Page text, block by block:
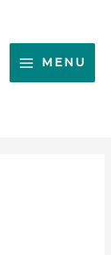
MENU